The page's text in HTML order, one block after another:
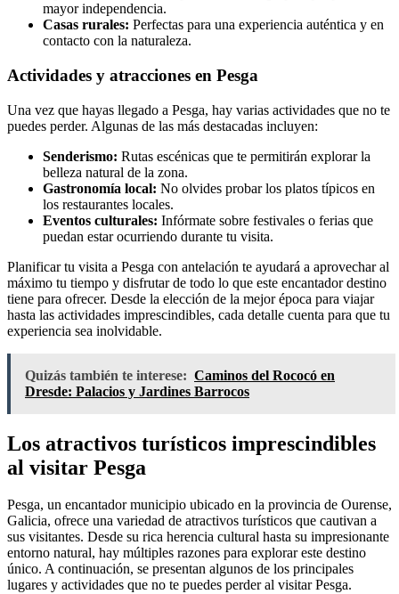
mayor independencia.
Casas rurales: Perfectas para una experiencia auténtica y en
contacto con la naturaleza.
Actividades y atracciones en Pesga
Una vez que hayas llegado a Pesga, hay varias actividades que no te
puedes perder. Algunas de las más destacadas incluyen:
Senderismo: Rutas escénicas que te permitirán explorar la
belleza natural de la zona.
Gastronomía local: No olvides probar los platos típicos en
los restaurantes locales.
Eventos culturales: Infórmate sobre festivales o ferias que
puedan estar ocurriendo durante tu visita.
Planificar tu visita a Pesga con antelación te ayudará a aprovechar al
máximo tu tiempo y disfrutar de todo lo que este encantador destino
tiene para ofrecer. Desde la elección de la mejor época para viajar
hasta las actividades imprescindibles, cada detalle cuenta para que tu
experiencia sea inolvidable.
Quizás también te interese: Caminos del Rococó en
Dresde: Palacios y Jardines Barrocos
Los atractivos turísticos imprescindibles
al visitar Pesga
Pesga, un encantador municipio ubicado en la provincia de Ourense,
Galicia, ofrece una variedad de atractivos turísticos que cautivan a
sus visitantes. Desde su rica herencia cultural hasta su impresionante
entorno natural, hay múltiples razones para explorar este destino
único. A continuación, se presentan algunos de los principales
lugares y actividades que no te puedes perder al visitar Pesga.